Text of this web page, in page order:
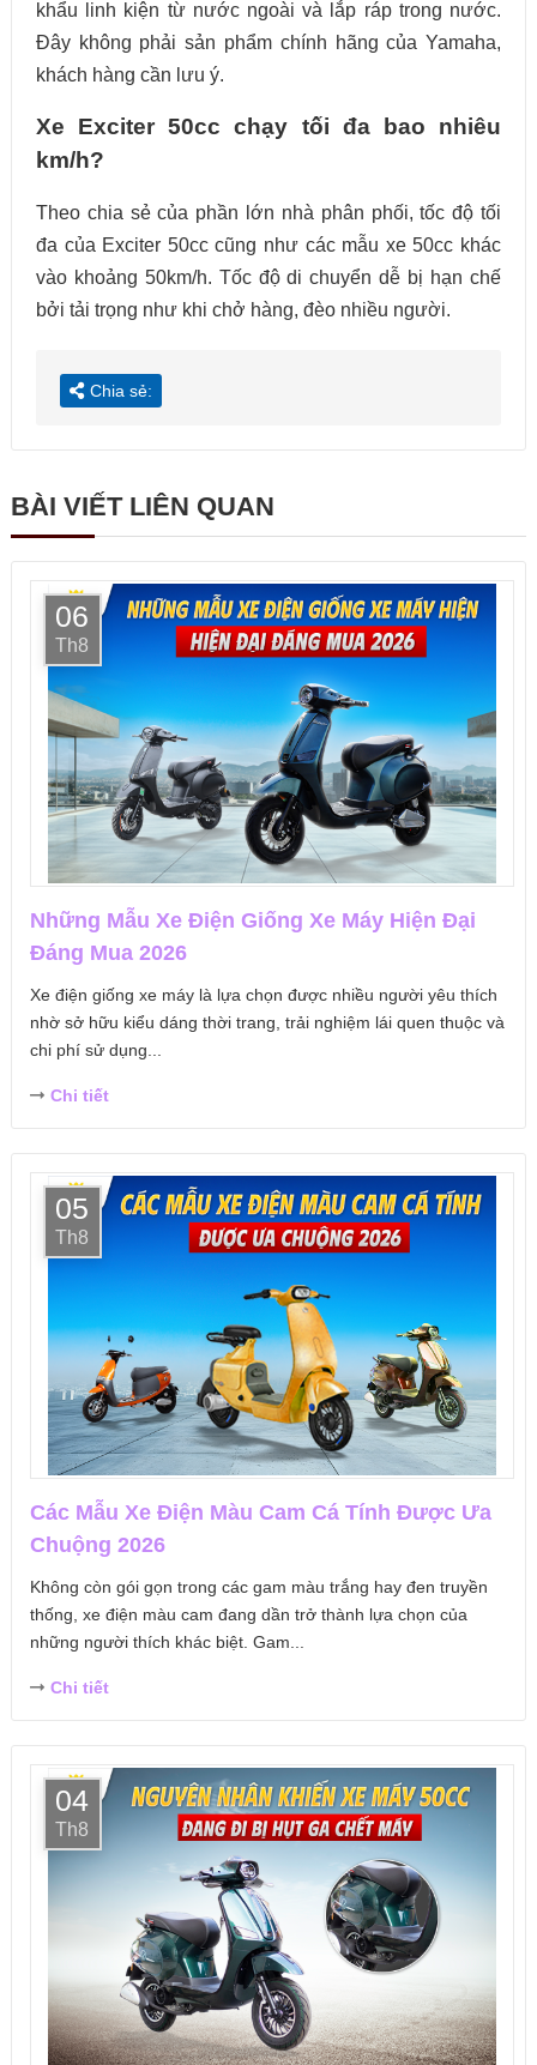
khẩu linh kiện từ nước ngoài và lắp ráp trong nước.
Đây không phải sản phẩm chính hãng của Yamaha,
khách hàng cần lưu ý.
Xe Exciter 50cc chạy tối đa bao nhiêu
km/h?
Theo chia sẻ của phần lớn nhà phân phối, tốc độ tối
đa của Exciter 50cc cũng như các mẫu xe 50cc khác
vào khoảng 50km/h. Tốc độ di chuyển dễ bị hạn chế
bởi tải trọng như khi chở hàng, đèo nhiều người.
Chia sẻ:
BÀI VIẾT LIÊN QUAN
06
Th8
Những Mẫu Xe Điện Giống Xe Máy Hiện Đại
Đáng Mua 2026
Xe điện giống xe máy là lựa chọn được nhiều người yêu thích
nhờ sở hữu kiểu dáng thời trang, trải nghiệm lái quen thuộc và
chi phí sử dụng...
Chi tiết
05
Th8
Các Mẫu Xe Điện Màu Cam Cá Tính Được Ưa
Chuộng 2026
Không còn gói gọn trong các gam màu trắng hay đen truyền
thống, xe điện màu cam đang dần trở thành lựa chọn của
những người thích khác biệt. Gam...
Chi tiết
04
Th8